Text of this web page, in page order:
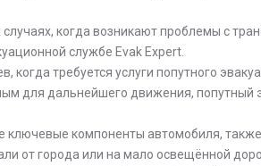
когда возникают проблемы с
службе Evak Expert.
требуется услуги попутного
для дальнейшего движения, попутный
ключевые компоненты автомобиля,
от города или на мало освещённой